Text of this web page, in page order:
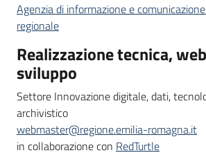
Agenzia di informazione e
regionale
Realizzazione tecnica,
sviluppo
Settore Innovazione digitale, dati,
archivistico
webmaster@regione.emilia-romagna.it
in collaborazione con RedTurtle